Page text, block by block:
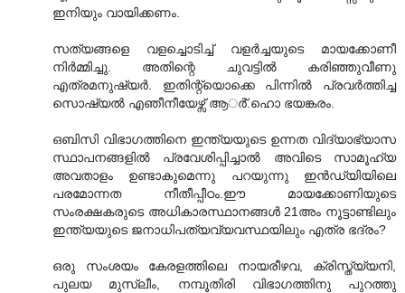
ഇനിയും വായിക്കണം.
സത്യങ്ങളെ വളച്ചൊടിച്ച് വളര്‍ച്ചയുടെ മായക്കോണീ
നിര്‍മ്മിച്ചു. അതിന്റെ ചുവട്ടില്‍ കരിഞ്ഞുവീണു
എത്രമനുഷ്യര്‍. ഇതിന്റ്യൊക്കെ പിന്നില്‍ പ്രവര്‍ത്തിച്ച
സൊഷ്യല്‍ എഞീനീയേഴ്സ് ആര്‍്.ഹൊ ഭയങ്കരം.
ഒബിസി വിഭാഗത്തിനെ ഇന്ത്യയുടെ ഉന്നത വിദ്യാഭ്യാസ
സ്ഥാപനങ്ങളില്‍ പ്രവേശിപ്പിച്ചാല്‍ അവിടെ സാമൂഹ്യ
അവതാളം ഉണ്ടാകുമെന്നു പറയുന്നു ഇന്‍ഡ്യിയിലെ
പരമോന്നത നീതീപ്പീഠം.ഈ മായക്കോണിയുടെ
സംരക്ഷകരുടെ അധികാരസ്ഥാനങ്ങള്‍ 21അം നൂട്ടാണ്ടിലും
ഇന്ത്യയുടെ ജനാ‍ധിപത്യവ്യവസ്ഥയിലും എത്ര ഭദ്രം?
ഒരു സംശയം കേരളത്തിലെ നായരീഴവ, ക്രിസ്ത്യ്യനി,
പുലയ മുസ്ലീം, നമ്പൂതിരി വിഭാഗത്തിനു പുറത്തു